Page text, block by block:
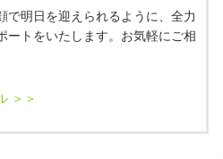
で明日を迎えられるように、全力
ートをいたします。お気軽にご相